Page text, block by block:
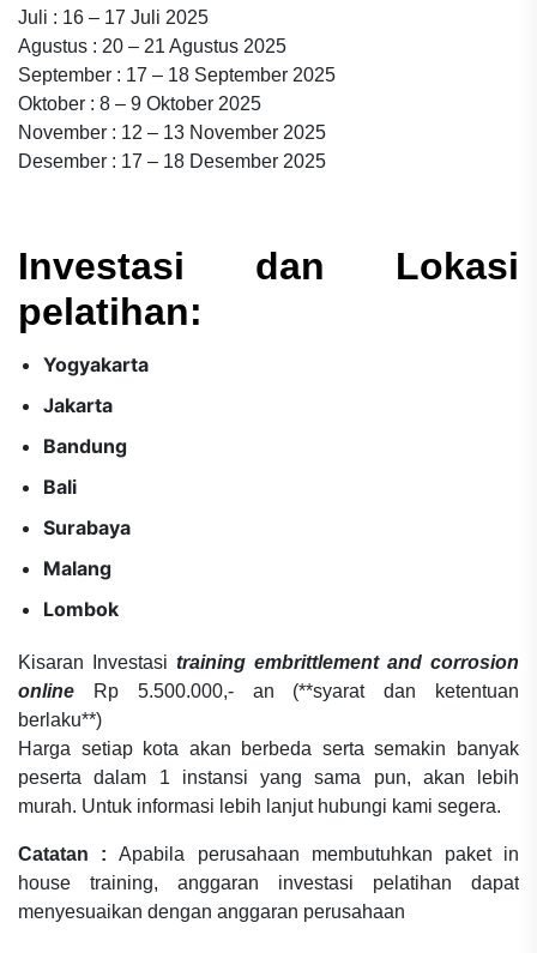
Juli : 16 – 17 Juli 2025
Agustus : 20 – 21 Agustus 2025
September : 17 – 18 September 2025
Oktober : 8 – 9 Oktober 2025
November : 12 – 13 November 2025
Desember : 17 – 18 Desember 2025
Investasi dan Lokasi
pelatihan:
Yogyakarta
Jakarta
Bandung
Bali
Surabaya
Malang
Lombok
Kisaran Investasi training embrittlement and corrosion
online
Rp 5.500.000,- an (**syarat dan ketentuan
berlaku**)
Harga setiap kota akan berbeda serta semakin banyak
peserta dalam 1 instansi yang sama pun, akan lebih
murah. Untuk informasi lebih lanjut hubungi kami segera.
Catatan : Apabila perusahaan membutuhkan paket in
house training, anggaran investasi pelatihan dapat
menyesuaikan dengan anggaran perusahaan